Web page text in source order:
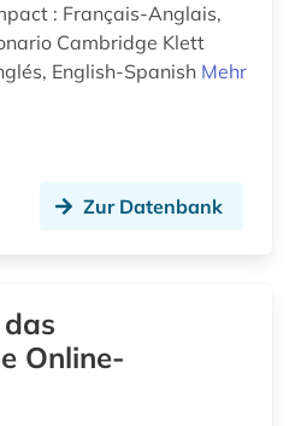
: Français-Anglais,
Cambridge Klett
English-Spanish Mehr
Zur Datenbank
Online-